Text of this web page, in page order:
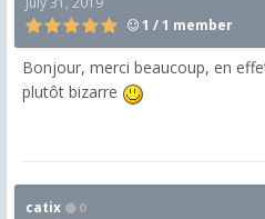
1 / 1 member
Bonjour, merci beaucoup, en
plutôt bizarre
catix 0